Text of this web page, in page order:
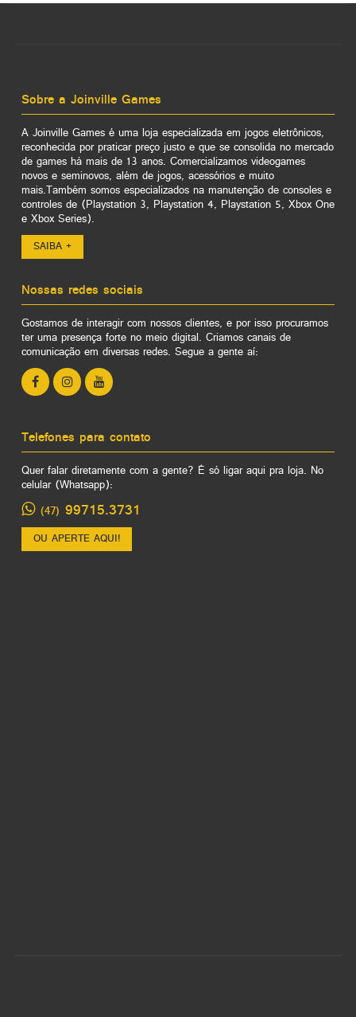
Sobre a Joinville Games
A Joinville Games é uma loja especializada em jogos eletrônicos,
reconhecida por praticar preço justo e que se consolida no mercado
de games há mais de 13 anos. Comercializamos videogames
novos e seminovos, além de jogos, acessórios e muito
mais.Também somos especializados na manutenção de consoles e
controles de (Playstation 3, Playstation 4, Playstation 5, Xbox One
e Xbox Series).
SAIBA +
Nossas redes sociais
Gostamos de interagir com nossos clientes, e por isso procuramos
ter uma presença forte no meio digital. Criamos canais de
comunicação em diversas redes. Segue a gente aí:
Telefones para contato
Quer falar diretamente com a gente? É só ligar aqui pra loja. No
celular (Whatsapp):
(47) 99715.3731
OU APERTE AQUI!